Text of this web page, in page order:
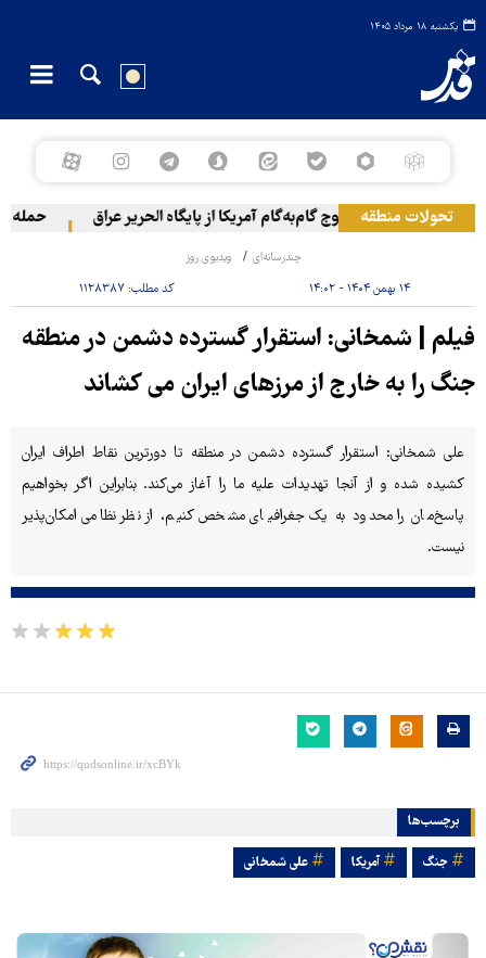
یکشنبه ۱۸ مرداد ۱۴۰۵
تحولات منطقهخروج گام‌به‌گام آمریکا از پایگاه الحریر عراق حمله
چندرسانه‌ای ویدیوی روز
۱۴ بهمن ۱۴۰۴ - ۱۴:۰۲ کد مطلب: ۱۱۲۸۳۸۷
فیلم | شمخانی: استقرار گسترده دشمن در منطقه
جنگ را به خارج از مرزهای ایران می کشاند
علی شمخانی: استقرار گسترده دشمن در منطقه تا دورترین نقاط اطراف ایران
کشیده شده و از آنجا تهدیدات علیه ما را آغاز می‌کند. بنابراین اگر بخواهیم
پاسخ‌مان را محدود به یک جغرافیای مشخص کنیم، از نظر نظامی امکان‌پذیر
نیست.
برچسب‌ها
جنگ آمریکا علی شمخانی